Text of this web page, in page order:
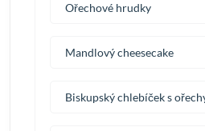
Ořechové hrudky
Mandlový cheesecake
Biskupský chlebíček s